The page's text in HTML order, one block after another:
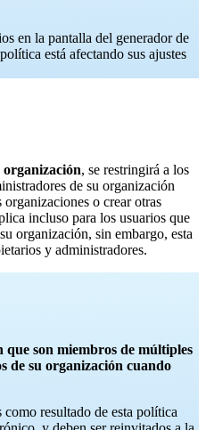
en la pantalla del generador de
está afectando sus ajustes
organización, se restringirá a los
de su organización
o crear otras
incluso para los usuarios que
organización, sin embargo, esta
y administradores.
son miembros de múltiples
de su organización cuando
resultado de esta política